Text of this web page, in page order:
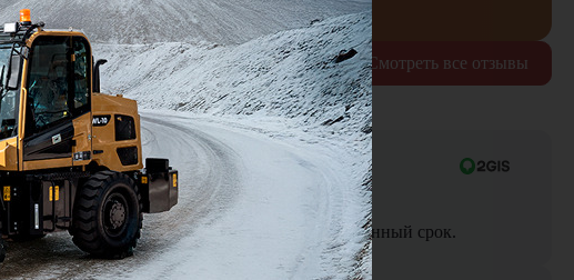
Смотреть все отзывы
до объекта была выполнена в оговоренный срок.